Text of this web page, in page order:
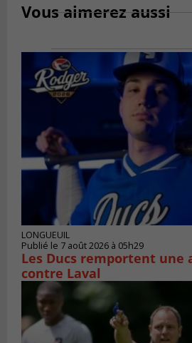
Vous aimerez aussi
LONGUEUIL
Publié le 7 août 2026 à 05h29
Les Ducs remportent une
contre Laval